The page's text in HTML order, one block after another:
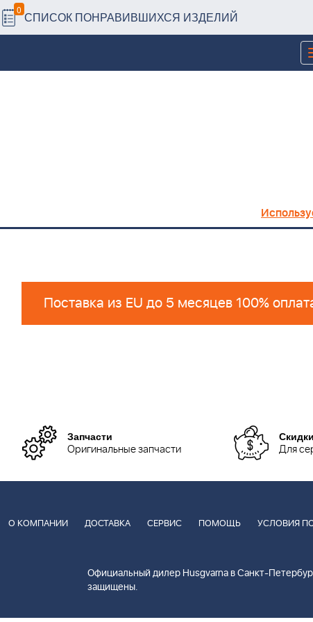
0 СПИСОК ПОНРАВИВШИХСЯ ИЗДЕЛИЙ
Поставка из EU до 5 месяцев 100%
Запчасти
Оригинальные запчасти
Скидки
Для
О КОМПАНИИ ДОСТАВКА СЕРВИС ПОМОЩЬ УСЛОВИЯ
Официальный дилер Husgvarna в Санкт-
защищены.